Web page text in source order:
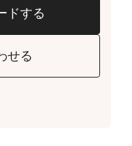
ドする
せる